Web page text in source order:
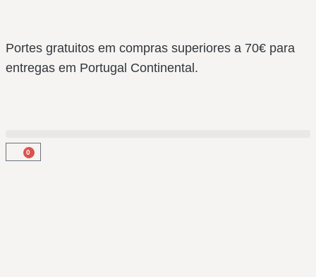
Portes gratuitos em compras superiores a 70€ para
entregas em Portugal Continental.
0